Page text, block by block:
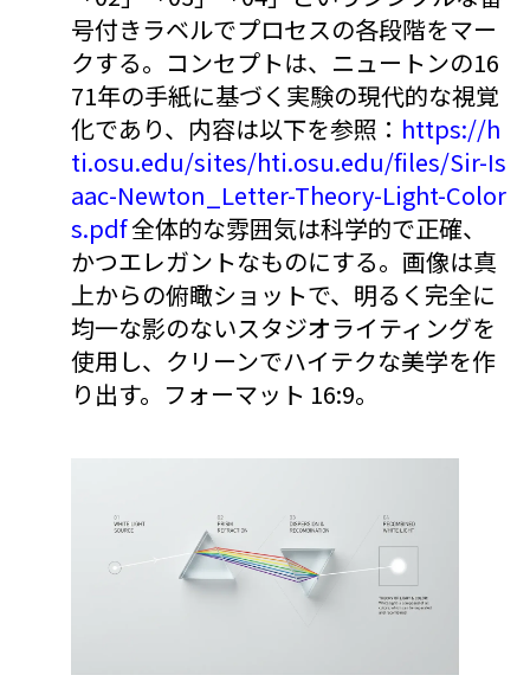
号付きラベルでプロセスの各段階をマー
クする。コンセプトは、ニュートンの16
71年の手紙に基づく実験の現代的な視覚
化であり、内容は以下を参照： https://h
ti.osu.edu/sites/hti.osu.edu/files/Sir-Is
aac-Newton_Letter-Theory-Light-Color
s.pdf全体的な雰囲気は科学的で正確、
かつエレガントなものにする。画像は真
上からの俯瞰ショットで、明るく完全に
均一な影のないスタジオライティングを
使用し、クリーンでハイテクな美学を作
り出す。フォーマット 16:9。